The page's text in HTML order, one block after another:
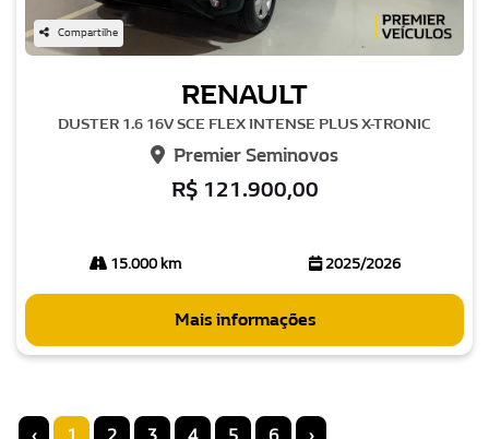
Compartilhe
RENAULT
DUSTER 1.6 16V SCE FLEX INTENSE PLUS X-TRONIC
Premier Seminovos
R$ 121.900,00
15.000 km 2025/2026
Mais informações